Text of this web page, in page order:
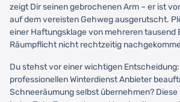
zeigt Dir seinen gebrochenen Arm – er ist
auf dem vereisten Gehweg ausgerutscht.
einer Haftungsklage von mehreren tausend
Räumpflicht nicht rechtzeitig
Du stehst vor einer wichtigen
professionellen Winterdienst Anbieter
Schneeräumung selbst übernehmen? Diese